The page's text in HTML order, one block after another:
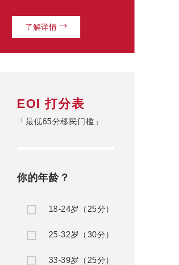
了解详情
EOI 打分表
「最低65分移民门槛」
你的年龄？
18-24岁（25分）
25-32岁（30分）
33-39岁（25分）